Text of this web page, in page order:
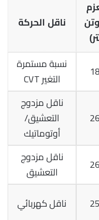
ناقل الحركة
نسبة مستمرة
التغير CVT
ناقل مزدوج
التعشيق/
أوتوماتيك
ناقل مزدوج
التعشيق
ناقل كهربائي